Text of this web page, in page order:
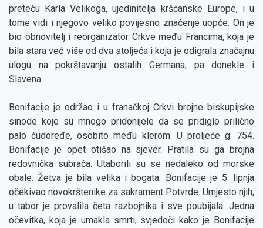
preteču Karla Velikoga, ujedinitelja kršćanske Europe, i u
tome vidi i njegovo veliko povijesno značenje uopće. On je
bio obnovitelj i reorganizator Crkve među Francima, koja je
bila stara već više od dva stoljeća i koja je odigrala značajnu
ulogu na pokrštavanju ostalih Germana, pa donekle i
Slavena.
Bonifacije je održao i u franačkoj Crkvi brojne biskupijske
sinode koje su mnogo pridonijele da se pridiglo prilično
palo ćudoređe, osobito među klerom. U proljeće g. 754.
Bonifacije je opet otišao na sjever. Pratila su ga brojna
redovnička subraća. Utaborili su se nedaleko od morske
obale. Žetva je bila velika i bogata. Bonifacije je 5. lipnja
očekivao novokrštenike za sakrament Potvrde. Umjesto njih,
u tabor je provalila četa razbojnika i sve poubijala. Jedna
očevitka, koja je umakla smrti, svjedoči kako je Bonifacije